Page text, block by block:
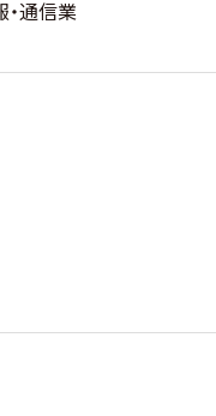
・通信業